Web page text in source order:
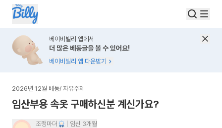
베이비빌리 앱에서
더 많은 베동글을 볼 수 있어요!
베이비빌리 앱 다운받기
2026년 12월 베동/ 자유주제
임산부용 속옷 구매하신분 계신가요?
조랭마더
임신 3개월